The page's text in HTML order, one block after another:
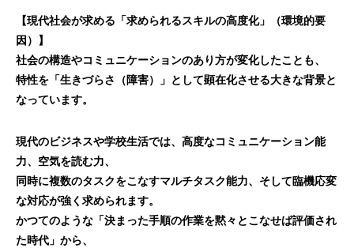
【現代社会が求める「求められるスキルの高度化」（環境的要
因）】
社会の構造やコミュニケーションのあり方が変化したことも、
特性を「生きづらさ（障害）」として顕在化させる大きな背景と
なっています。
現代のビジネスや学校生活では、高度なコミュニケーション能
力、空気を読む力、
同時に複数のタスクをこなすマルチタスク能力、そして臨機応変
な対応が強く求められます。
かつてのような「決まった手順の作業を黙々とこなせば評価され
た時代」から、